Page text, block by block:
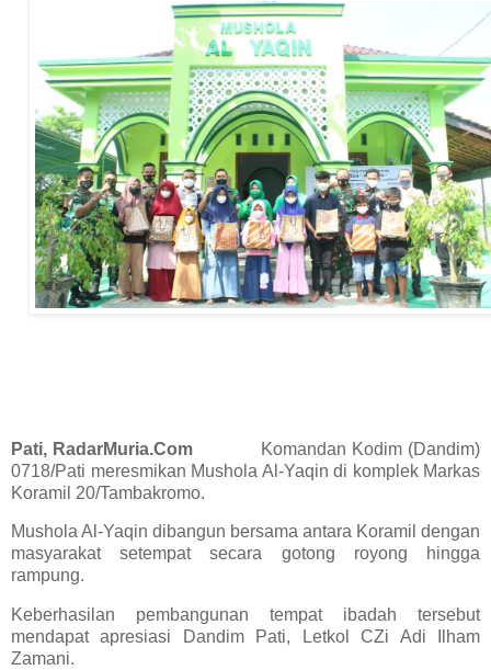
Pati, RadarMuria.Com Komandan Kodim (Dandim)
0718/Pati meresmikan Mushola Al-Yaqin di komplek Markas
Koramil 20/Tambakromo.
Mushola Al-Yaqin dibangun bersama antara Koramil dengan
masyarakat setempat secara gotong royong hingga
rampung.
Keberhasilan pembangunan tempat ibadah tersebut
mendapat apresiasi Dandim Pati, Letkol CZi Adi Ilham
Zamani.